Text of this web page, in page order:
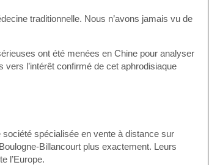
traditionnelle. Nous n’avons jamais vu de
ont été menées en Chine pour analyser
l’intérêt confirmé de cet aphrodisiaque
spécialisée en vente à distance sur
Billancourt plus exactement. Leurs
l’Europe.